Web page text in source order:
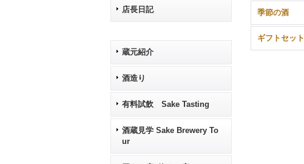
店長日記
蔵元紹介
酒造り
有料試飲 Sake Tasting
酒蔵見学 Sake Brewery To
ur
季節の酒
ギフトセット